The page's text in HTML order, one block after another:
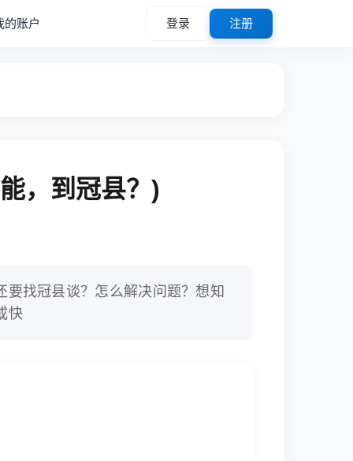
的账户 登录 注册
，到冠县？)
找冠县谈？怎么解决问题？想知
快